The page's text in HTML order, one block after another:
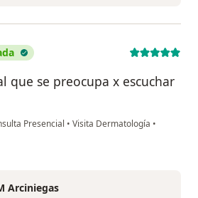
que se preocupa x escuchar
Presencial • Visita Dermatología •
Arciniegas